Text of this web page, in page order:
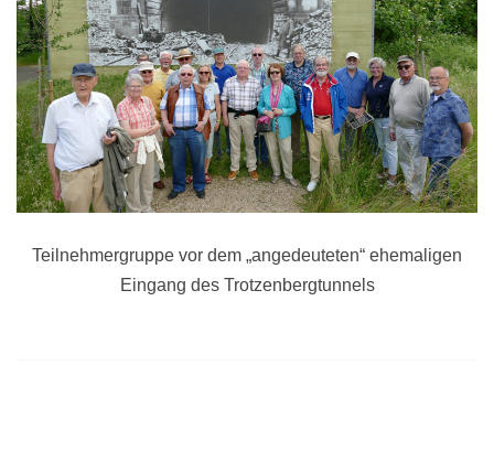
Teilnehmergruppe vor dem „angedeuteten“ ehemaligen
Eingang des Trotzenbergtunnels